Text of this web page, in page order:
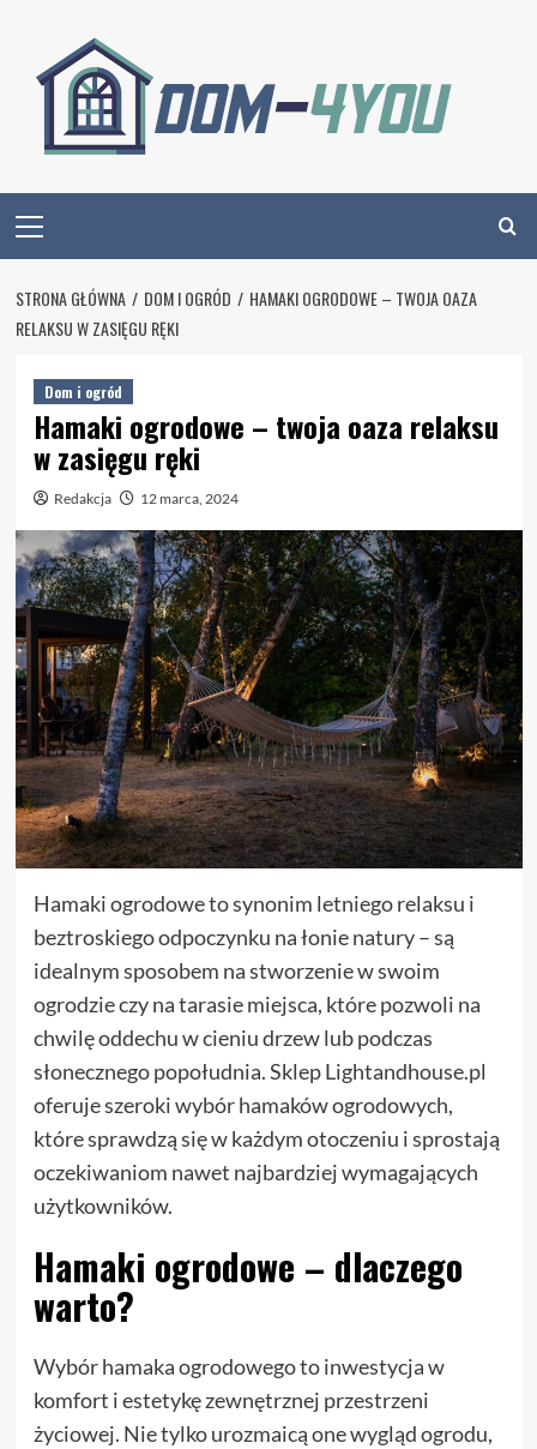
content
Menu
STRONA GŁÓWNA DOM I OGRÓD
HAMAKI OGRODOWE – TWOJA OAZA
RELAKSU W ZASIĘGU RĘKI
Dom i ogród
Hamaki ogrodowe – twoja oaza relaksu
w zasięgu ręki
Redakcja 12 marca, 2024
Hamaki ogrodowe to synonim letniego relaksu i
beztroskiego odpoczynku na łonie natury – są
idealnym sposobem na stworzenie w swoim
ogrodzie czy na tarasie miejsca, które pozwoli na
chwilę oddechu w cieniu drzew lub podczas
słonecznego popołudnia. Sklep Lightandhouse.pl
oferuje szeroki wybór hamaków ogrodowych,
które sprawdzą się w każdym otoczeniu i sprostają
oczekiwaniom nawet najbardziej wymagających
użytkowników.
Hamaki ogrodowe – dlaczego
warto?
Wybór hamaka ogrodowego to inwestycja w
komfort i estetykę zewnętrznej przestrzeni
życiowej. Nie tylko urozmaicą one wygląd ogrodu,